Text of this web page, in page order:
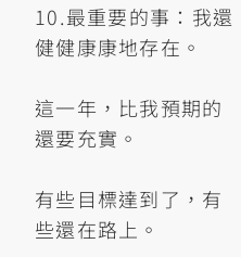
10.最重要的事：我還
健健康康地存在。
這一年，比我預期的
還要充實。
有些目標達到了，有
些還在路上。